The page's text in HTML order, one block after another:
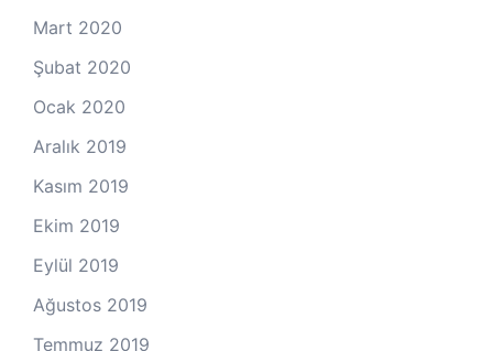
Mart 2020
Şubat 2020
Ocak 2020
Aralık 2019
Kasım 2019
Ekim 2019
Eylül 2019
Ağustos 2019
Temmuz 2019